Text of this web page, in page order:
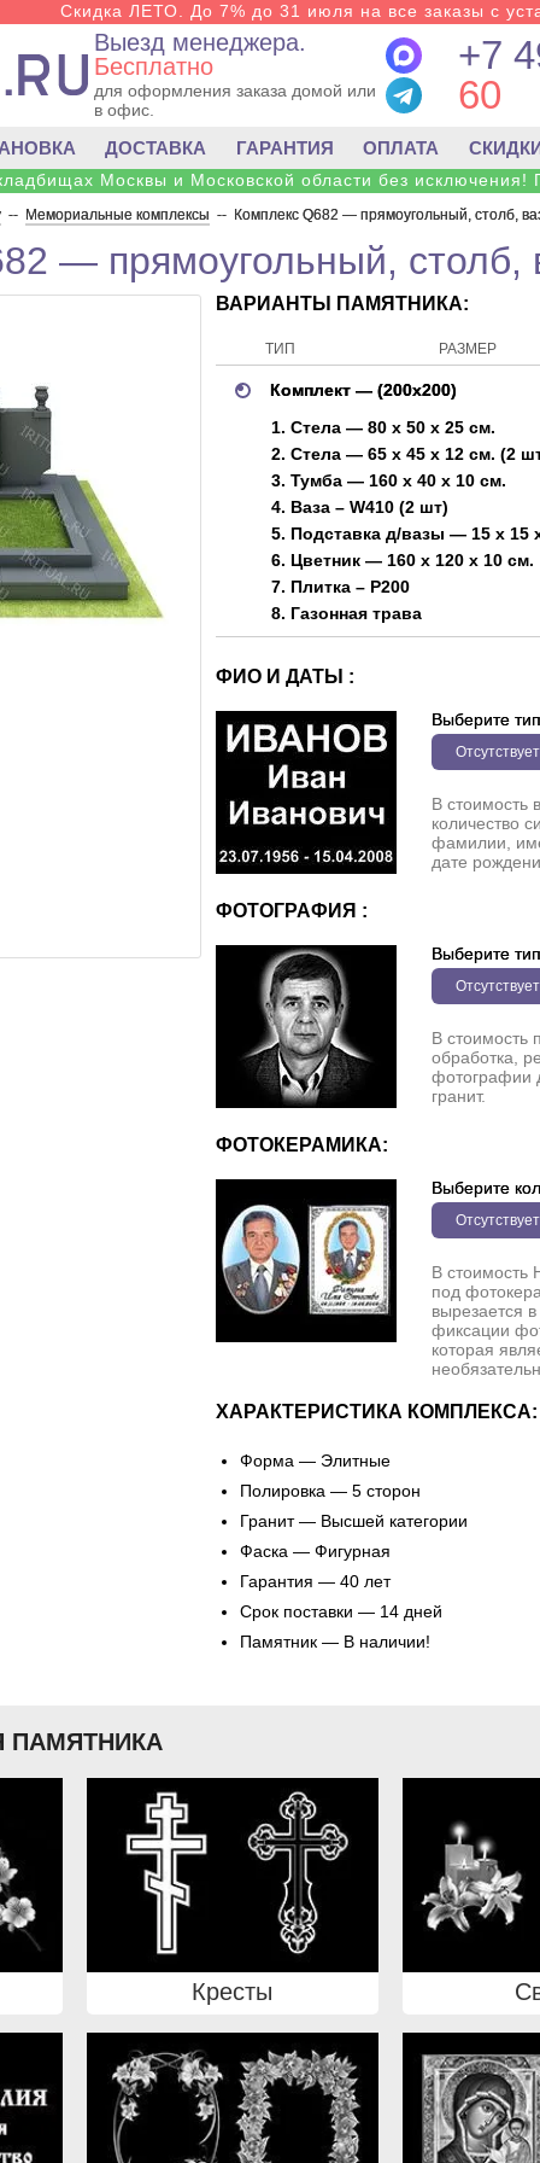
Скидка ЛЕТО. До 7% до 31 июля на все заказы с
Выезд менеджера.
Бесплатно
для оформления заказа домой или
в офис.
+7
60
ДОСТАВКА ГАРАНТИЯ ОПЛАТА
Москвы и Московской области без исключения!
-- Мемориальные комплексы -- Комплекс Q682 — прямоугольный, столб,
— прямоугольный, столб,
ВАРИАНТЫ ПАМЯТНИКА:
ТИП РАЗМЕР
Комплект — (200х200)
1. Стела — 80 х 50 х 25 см.
2. Стела — 65 х 45 х 12 см. (2
3. Тумба — 160 х 40 х 10 см.
4. Ваза – W410 (2 шт)
5. Подставка д/вазы — 15 х 15
6. Цветник — 160 х 120 х 10 см.
7. Плитка – P200
8. Газонная трава
ФИО И ДАТЫ :
Выберите тип
Отсутствует
В стоимость
количество
фамилии,
дате
ФОТОГРАФИЯ :
Выберите тип
Отсутствует
В стоимость
обработка,
фотографии
гранит.
ФОТОКЕРАМИКА:
Выберите
Отсутствует
В стоимость
под
вырезается
фиксации
которая
ХАРАКТЕРИСТИКА КОМПЛЕКСА:
Форма — Элитные
Полировка — 5 сторон
Гранит — Высшей категории
Фаска — Фигурная
Гарантия — 40 лет
Срок поставки — 14 дней
Памятник — В наличии!
ПАМЯТНИКА
Кресты